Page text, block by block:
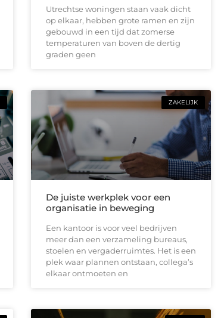
Utrechtse woningen staan vaak dicht
op elkaar, hebben grote ramen en zijn
gebouwd in een tijd dat zomerse
temperaturen van boven de dertig
graden geen
ZAKELIJK
De juiste werkplek voor een
organisatie in beweging
Een kantoor is voor veel bedrijven
meer dan een verzameling bureaus,
stoelen en vergaderruimtes. Het is een
plek waar plannen ontstaan, collega’s
elkaar ontmoeten en